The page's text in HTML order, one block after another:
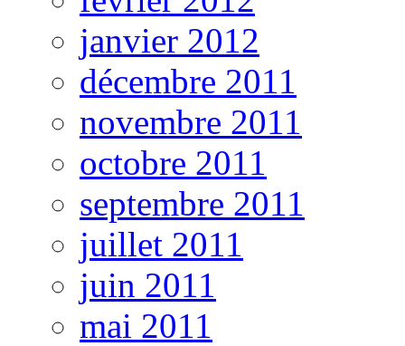
janvier 2012
décembre 2011
novembre 2011
octobre 2011
septembre 2011
juillet 2011
juin 2011
mai 2011